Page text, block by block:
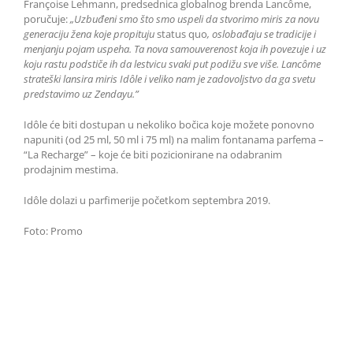
Françoise Lehmann, predsednica globalnog brenda Lancôme,
poručuje:„Uzbuđeni smo što smo uspeli da stvorimo miris za novu
generaciju žena koje propitujustatus quo, oslobađaju se tradicije i
menjanju pojam uspeha. Ta nova samouverenost koja ih povezuje i uz
koju rastu podstiče ih da lestvicu svaki put podižu sve više. Lancôme
strateški lansira miris Idôle i veliko nam je zadovoljstvo da ga svetu
predstavimo uz Zendayu.”
Idôle će biti dostupan u nekoliko bočica koje možete ponovno
napuniti (od 25 ml, 50 ml i 75 ml) na malim fontanama parfema –
“La Recharge” – koje će biti pozicionirane na odabranim
prodajnim mestima.
Idôle dolazi u parfimerije početkom septembra 2019.
Foto: Promo